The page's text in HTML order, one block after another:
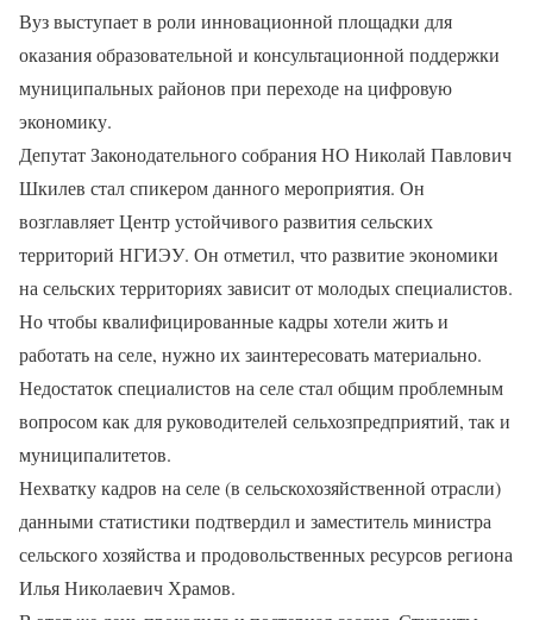
Вуз выступает в роли инновационной площадки для
оказания образовательной и консультационной поддержки
муниципальных районов при переходе на цифровую
экономику.
Депутат Законодательного собрания НО Николай Павлович
Шкилев стал спикером данного мероприятия. Он
возглавляет Центр устойчивого развития сельских
территорий НГИЭУ. Он отметил, что развитие экономики
на сельских территориях зависит от молодых специалистов.
Но чтобы квалифицированные кадры хотели жить и
работать на селе, нужно их заинтересовать материально.
Недостаток специалистов на селе стал общим проблемным
вопросом как для руководителей сельхозпредприятий, так и
муниципалитетов.
Нехватку кадров на селе (в сельскохозяйственной отрасли)
данными статистики подтвердил и заместитель министра
сельского хозяйства и продовольственных ресурсов региона
Илья Николаевич Храмов.